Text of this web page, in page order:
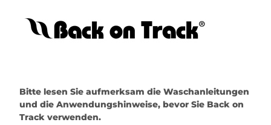
Bitte lesen Sie aufmerksam die Waschanleitungen
und die Anwendungshinweise, bevor Sie Back on
Track verwenden.